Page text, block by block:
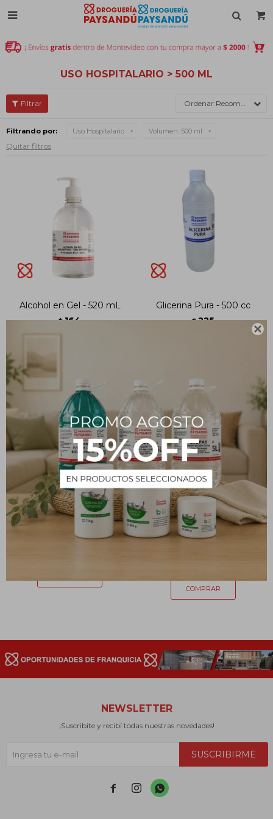


USO HOSPITALARIO > 500 ML
Recomendados
Filtrando por: Uso Hospitalario Volumen: 500 ml
Quitar filtros
Alcohol en Gel - 520 mL
$ 164
Glicerina Pura - 500 cc
$ 225
Vaselina Líquida - 500 mL
Iodoforo Solución al 1% -
NEWSLETTER
¡Suscribite y recibí todas nuestras novedades!
SUSCRIBIRME
  